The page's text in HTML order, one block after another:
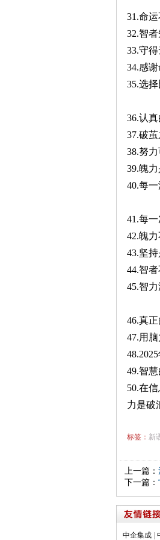
31.命
32.智
33.守
34.感
35.选
36.认
37.破
38.努
39.魄
40.每
41.每
42.魄
43.坚
44.智
45.智
46.真
47.用
49.智
50.在
力是破
标签： 新
上一篇：
下一篇：
中企集成